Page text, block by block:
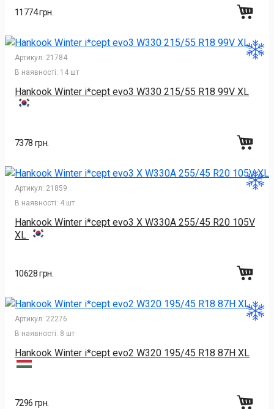
11774 грн.
Артикул: 21784
В наявності: 14 шт
Hankook Winter i*cept evo3 W330 215/55 R18 99V XL
7378 грн.
Артикул: 21859
В наявності: 4 шт
Hankook Winter i*cept evo3 X W330A 255/45 R20 105V
XL
10628 грн.
Артикул: 22276
В наявності: 8 шт
Hankook Winter i*cept evo2 W320 195/45 R18 87H XL
7296 грн.